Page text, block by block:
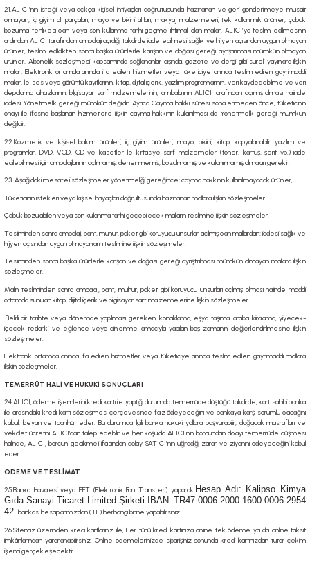
21.ALICI’nın isteği veya açıkça kişisel ihtiyaçları doğrultusunda hazırlanan ve geri gönderilmeye müsait
olmayan, iç giyim alt parçaları, mayo ve bikini altları, makyaj malzemeleri, tek kullanımlık ürünler, çabuk
bozulma tehlikesi olan veya son kullanma tarihi geçme ihtimali olan mallar, ALICI’ya teslim edilmesinin
ardından ALICI tarafından ambalajı açıldığı takdirde iade edilmesi sağlık ve hijyen açısından uygun olmayan
ürünler, teslim edildikten sonra başka ürünlerle karışan ve doğası gereği ayrıştırılması mümkün olmayan
ürünler, Abonelik sözleşmesi kapsamında sağlananlar dışında, gazete ve dergi gibi süreli yayınlara ilişkin
mallar, Elektronik ortamda anında ifa edilen hizmetler veya tüketiciye anında teslim edilen gayrimaddi
mallar, ile ses veya görüntü kayıtlarının, kitap, dijital içerik, yazılım programlarının, veri kaydedebilme ve veri
depolama cihazlarının, bilgisayar sarf malzemelerinin, ambalajının ALICI tarafından açılmış olması halinde
iadesi Yönetmelik gereği mümkün değildir. Ayrıca Cayma hakkı süresi sona ermeden önce, tüketicinin
onayı ile ifasına başlanan hizmetlere ilişkin cayma hakkının kullanılması da Yönetmelik gereği mümkün
değildir.
22.Kozmetik ve kişisel bakım ürünleri, iç giyim ürünleri, mayo, bikini, kitap, kopyalanabilir yazılım ve
programlar, DVD, VCD, CD ve kasetler ile kırtasiye sarf malzemeleri (toner, kartuş, şerit vb.) iade
edilebilmesi için ambalajlarının açılmamış, denenmemiş, bozulmamış ve kullanılmamış olmaları gerekir.
23. Aşağıdaki mesafeli sözleşmeler yönetmeliği gereğince; cayma hakkının kullanılmayacak ürünler,
Tüketicinin istekleri veya kişisel ihtiyaçları doğrultusunda hazırlanan mallara ilişkin sözleşmeler.
Çabuk bozulabilen veya son kullanma tarihi geçebilecek malların teslimine ilişkin sözleşmeler.
Tesliminden sonra ambalaj, bant, mühür, paket gibi koruyucu unsurları açılmış olan mallardan; iadesi sağlık ve
hijyen açısından uygun olmayanların teslimine ilişkin sözleşmeler.
Tesliminden sonra başka ürünlerle karışan ve doğası gereği ayrıştırılması mümkün olmayan mallara ilişkin
sözleşmeler.
Malın tesliminden sonra ambalaj, bant, mühür, paket gibi koruyucu unsurları açılmış olması halinde maddi
ortamda sunulan kitap, dijital içerik ve bilgisayar sarf malzemelerine ilişkin sözleşmeler.
.Belirli bir tarihte veya dönemde yapılması gereken, konaklama, eşya taşıma, araba kiralama, yiyecek-
içecek tedariki ve eğlence veya dinlenme amacıyla yapılan boş zamanın değerlendirilmesine ilişkin
sözleşmeler.
Elektronik ortamda anında ifa edilen hizmetler veya tüketiciye anında teslim edilen gayrimaddi mallara
ilişkin sözleşmeler.
TEMERRÜT HALİ VE HUKUKİ SONUÇLARI
24.ALICI, ödeme işlemlerini kredi kartı ile yaptığı durumda temerrüde düştüğü takdirde, kart sahibi banka
ile arasındaki kredi kartı sözleşmesi çerçevesinde faiz ödeyeceğini ve bankaya karşı sorumlu olacağını
kabul, beyan ve taahhüt eder. Bu durumda ilgili banka hukuki yollara başvurabilir; doğacak masrafları ve
vekâlet ücretini ALICI’dan talep edebilir ve her koşulda ALICI’nın borcundan dolayı temerrüde düşmesi
halinde, ALICI, borcun gecikmeli ifasından dolayı SATICI’nın uğradığı zarar ve ziyanını ödeyeceğini kabul
eder.
ÖDEME VE TESLİMAT
25.Banka Havalesi veya EFT (Elektronik Fon Transferi) yaparak,Hesap Adı: Kalipso Kimya
Gıda Sanayi Ticaret Limited Şirketi IBAN: TR47 0006 2000 1600 0006 2954
42 bankası hesaplarımızdan (TL) herhangi birine yapabilirsiniz.
26.Sitemiz üzerinden kredi kartlarınız ile, Her türlü kredi kartınıza online tek ödeme ya da online taksit
imkânlarından yararlanabilirsiniz. Online ödemelerinizde siparişiniz sonunda kredi kartınızdan tutar çekim
işlemi gerçekleşecektir